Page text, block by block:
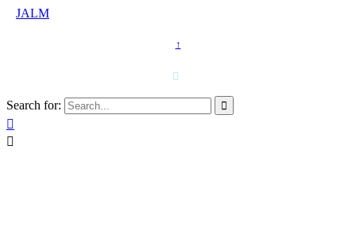
JALM
↑

Search for: 

